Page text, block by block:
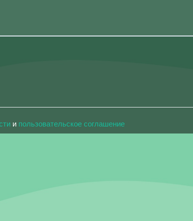
и пользовательское соглашение